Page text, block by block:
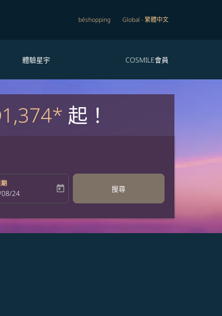
béshopping Global -繁體中文
體驗星宇 COSMILE會員
起！
return-date-aria-label
24 today 搜尋